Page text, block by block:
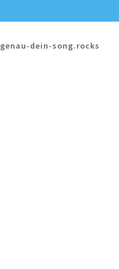
genau-dein-song.rocks